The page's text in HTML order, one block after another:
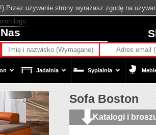
Jadalnia Sypialnia
Sofa Boston
Katalogi i
Przez używanie strony wyrażasz zgodę na